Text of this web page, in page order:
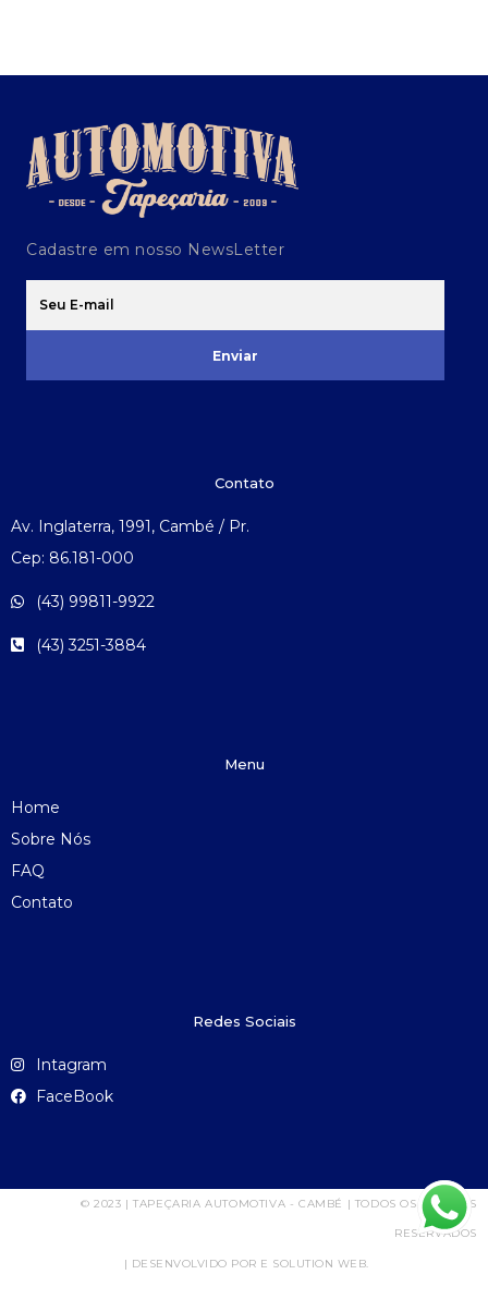
Cadastre em nosso NewsLetter
Enviar
Contato
Av. Inglaterra, 1991, Cambé / Pr.
Cep: 86.181-000
(43) 99811-9922
(43) 3251-3884
Menu
Home
Sobre Nós
FAQ
Contato
Redes Sociais
Intagram
FaceBook
© 2023 | TAPEÇARIA AUTOMOTIVA - CAMBÉ | TODOS OS DIREITOS
RESERVADOS
| DESENVOLVIDO POR E SOLUTION WEB.